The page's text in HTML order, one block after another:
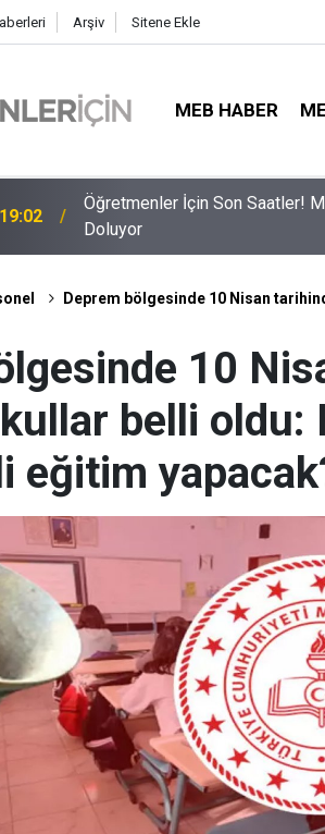
Arşiv Sitene Ekle
MEB HABER
09:01 2026 Atama Sinyali Verildi: İşte
Deprem bölgesinde 10 Nisan
10
belli oldu:
eğitim